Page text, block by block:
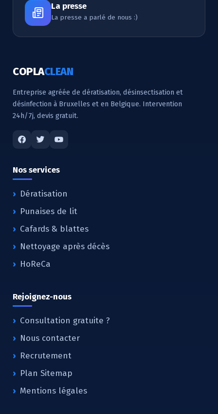
La presse
La presse a parlé de nous :)
COPLACLEAN
Entreprise agréée de dératisation, désinsectisation et
désinfection à Bruxelles et en Belgique. Intervention
24h/7j, devis gratuit.
Nos services
Dératisation
Punaises de lit
Cafards & blattes
Nettoyage après décès
HoReCa
Rejoignez-nous
Consultation gratuite ?
Nous contacter
Recrutement
Plan Sitemap
Mentions légales